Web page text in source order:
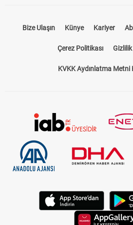
Bize Ulaşın Künye Kariyer
Çerez Politikası
KVKK Aydınlatma Metni